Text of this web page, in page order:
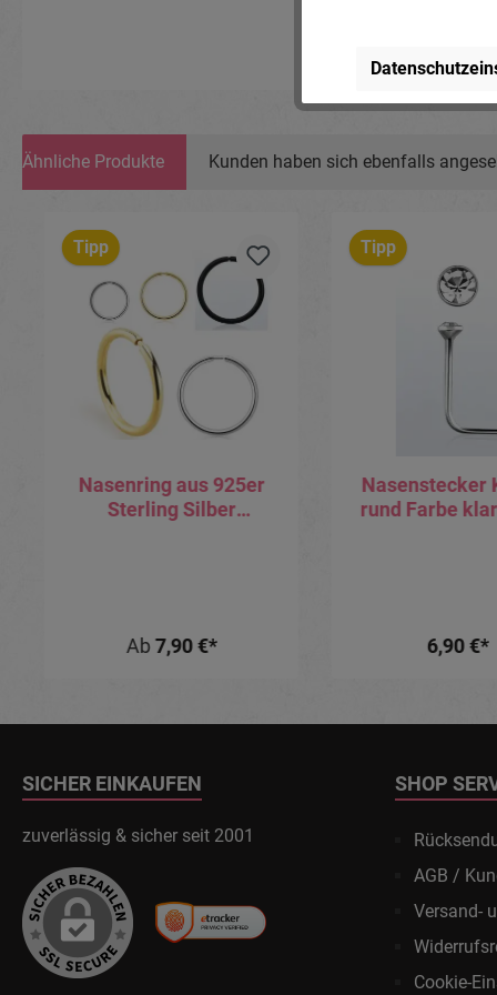
Ähnliche Produkte Kunden haben sich ebenfalls
Tipp
Nasenring aus 925er
Sterling Silber
Ab 7,90 €*
Tipp
Nasenstecker
rund Farbe
6,90 €*
SICHER EINKAUFEN
zuverlässig & sicher seit 2001
SHOP
AGB /
Versand-
Cookie-